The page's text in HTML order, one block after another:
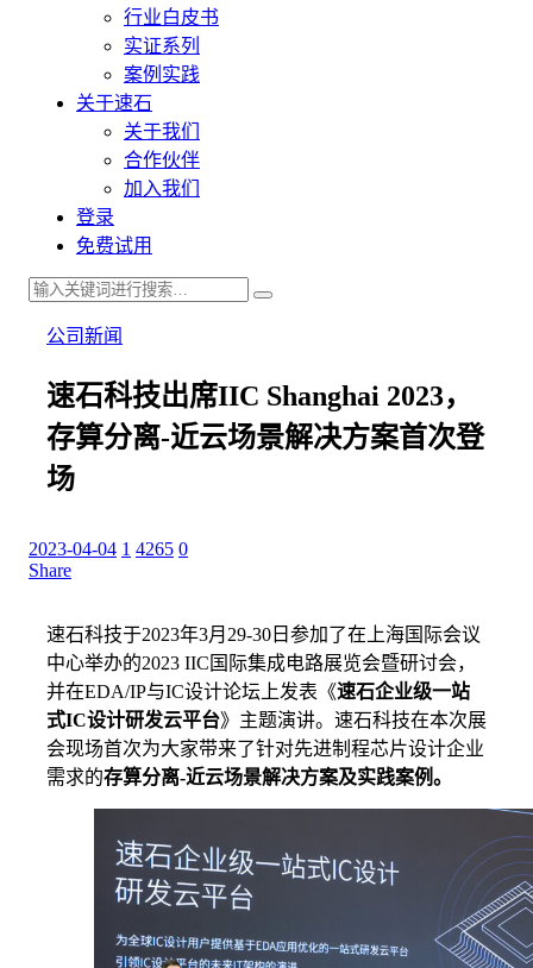
行业白皮书
实证系列
案例实践
关于速石
关于我们
合作伙伴
加入我们
登录
免费试用
公司新闻
速石科技出席IIC Shanghai 2023，
存算分离-近云场景解决方案首次登
场
2023-04-04 1 4265 0
Share
速石科技于2023年3月29-30日参加了在上海国际会议
中心举办的2023 IIC国际集成电路展览会暨研讨会，
并在EDA/IP与IC设计论坛上发表《速石企业级一站
式IC设计研发云平台》主题演讲。速石科技在本次展
会现场首次为大家带来了针对先进制程芯片设计企业
需求的存算分离-近云场景解决方案及实践案例。